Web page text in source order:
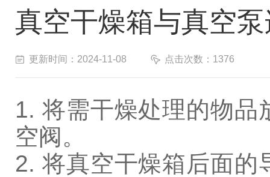
真空干燥箱与真空
更新时间：2024-11-08 点击次数：1376
1. 将需干燥处理的物品
空阀。
2. 将真空干燥箱后面的